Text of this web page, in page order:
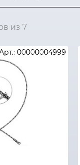
из 7
00000004999